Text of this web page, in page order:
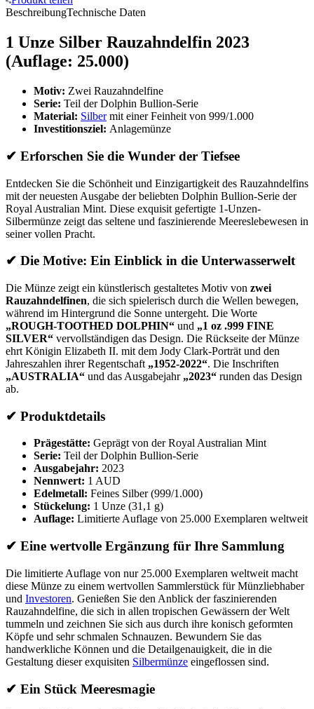
BeschreibungTechnische Daten
1 Unze Silber Rauzahndelfin 2023
(Auflage: 25.000)
Motiv: Zwei Rauzahndelfine
Serie: Teil der Dolphin Bullion-Serie
Material: Silbermit einer Feinheit von 999/1.000
Investitionsziel: Anlagemünze
✔ Erforschen Sie die Wunder der Tiefsee
Entdecken Sie die Schönheit und Einzigartigkeit des Rauzahndelfins
mit der neuesten Ausgabe der beliebten Dolphin Bullion-Serie der
Royal Australian Mint. Diese exquisit gefertigte 1-Unzen-
Silbermünze zeigt das seltene und faszinierende Meereslebewesen in
seiner vollen Pracht.
✔ Die Motive: Ein Einblick in die Unterwasserwelt
Die Münze zeigt ein künstlerisch gestaltetes Motiv von zwei
Rauzahndelfinen, die sich spielerisch durch die Wellen bewegen,
während im Hintergrund die Sonne untergeht. Die Worte
„ROUGH-TOOTHED DOLPHIN“ und „1 oz .999 FINE
SILVER“ vervollständigen das Design. Die Rückseite der Münze
ehrt Königin Elizabeth II. mit dem Jody Clark-Porträt und den
Jahreszahlen ihrer Regentschaft „1952-2022“. Die Inschriften
„AUSTRALIA“ und das Ausgabejahr „2023“ runden das Design
ab.
✔ Produktdetails
Prägestätte: Geprägt von der Royal Australian Mint
Serie: Teil der Dolphin Bullion-Serie
Ausgabejahr: 2023
Nennwert: 1 AUD
Edelmetall: Feines Silber (999/1.000)
Stückelung: 1 Unze (31,1 g)
Auflage: Limitierte Auflage von 25.000 Exemplaren weltweit
✔ Eine wertvolle Ergänzung für Ihre Sammlung
Die limitierte Auflage von nur 25.000 Exemplaren weltweit macht
diese Münze zu einem wertvollen Sammlerstück für Münzliebhaber
und Investoren. Genießen Sie den Anblick der faszinierenden
Rauzahndelfine, die sich in allen tropischen Gewässern der Welt
tummeln und zeichnen Sie sich aus durch ihre konisch geformten
Köpfe und sehr schmalen Schnauzen. Bewundern Sie das
handwerkliche Können und die Detailgenauigkeit, die in die
Gestaltung dieser exquisiten Silbermünze eingeflossen sind.
✔ Ein Stück Meeresmagie